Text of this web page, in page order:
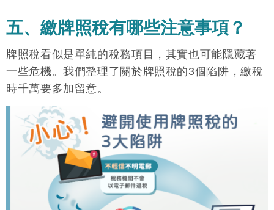
五、繳牌照稅有哪些注意事項？
牌照稅看似是單純的稅務項目，其實也可能隱藏著
一些危機。我們整理了關於牌照稅的3個陷阱，繳稅
時千萬要多加留意。